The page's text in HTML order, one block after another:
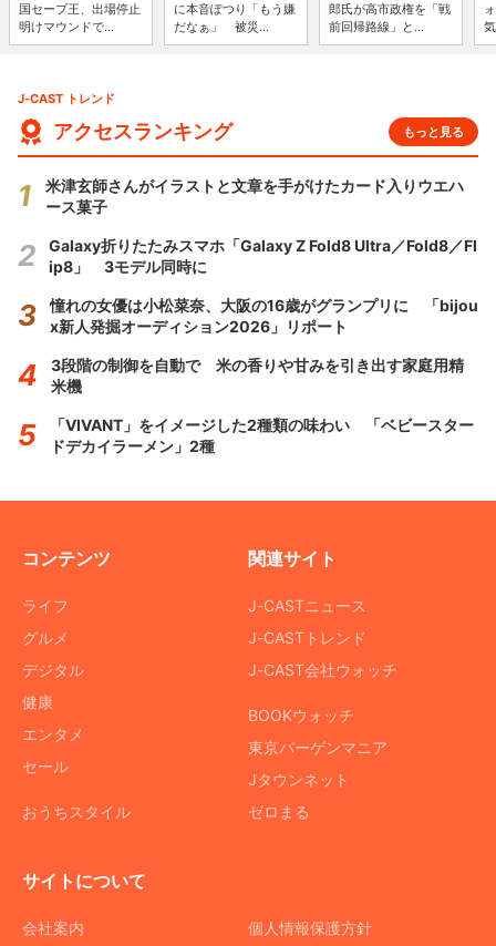
国セーブ王、出場停止
明けマウンドで...
に本音ぽつり「もう嫌
だなぁ」 被災...
郎氏が高市政権を「戦
前回帰路線」と...
J-CAST トレンド
アクセスランキング もっと見る
米津玄師さんがイラストと文章を手がけたカード入りウエハ
ース菓子
Galaxy折りたたみスマホ「Galaxy Z Fold8 Ultra／Fold8／Fl
ip8」 3モデル同時に
憧れの女優は小松菜奈、大阪の16歳がグランプリに 「bijou
x新人発掘オーディション2026」リポート
3段階の制御を自動で 米の香りや甘みを引き出す家庭用精
米機
「VIVANT」をイメージした2種類の味わい 「ベビースター
ドデカイラーメン」2種
コンテンツ
ライフ
グルメ
デジタル
健康
エンタメ
セール
おうちスタイル
関連サイト
J-CASTニュース
J-CASTトレンド
J-CAST会社ウォッチ
BOOKウォッチ
東京バーゲンマニア
Jタウンネット
ゼロまる
サイトについて
会社案内 個人情報保護方針